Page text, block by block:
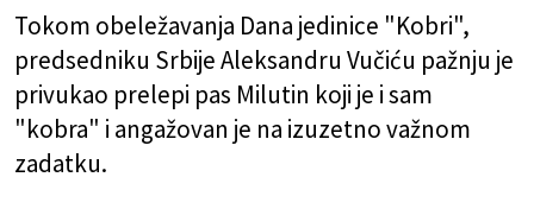
Tokom obeležavanja Dana jedinice "Kobri",
predsedniku Srbije Aleksandru Vučiću pažnju je
privukao prelepi pas Milutin koji je i sam
"kobra" i angažovan je na izuzetno važnom
zadatku.